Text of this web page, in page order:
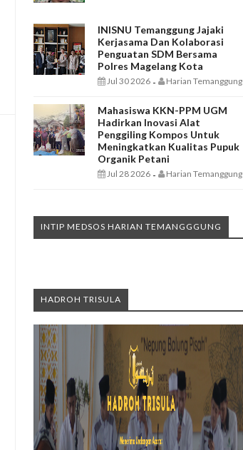
INISNU Temanggung Jajaki
Kerjasama Dan Kolaborasi
Penguatan SDM Bersama
Polres Magelang Kota
Jul 30 2026 - Harian Temanggung
Mahasiswa KKN-PPM UGM
Hadirkan Inovasi Alat
Penggiling Kompos Untuk
Meningkatkan Kualitas Pupuk
Organik Petani
Jul 28 2026 - Harian Temanggung
INTIP MEDSOS HARIAN TEMANGGGUNG
HADROH TRISULA